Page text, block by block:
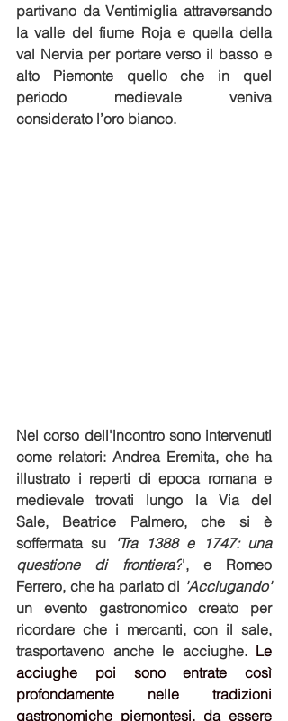
partivano da Ventimiglia attraversando
la valle del fiume Roja e quella della
val Nervia per portare verso il basso e
alto Piemonte quello che in quel
periodo medievale veniva
considerato l’oro bianco.
Nel corso dell'incontro sono intervenuti
come relatori: Andrea Eremita, che ha
illustrato i reperti di epoca romana e
medievale trovati lungo la Via del
Sale, Beatrice Palmero,
che si è
soffermata su 'Tra 1388 e 1747: una
questione di frontiera?', e Romeo
Ferrero, che ha parlato di
'Acciugando'
un evento gastronomico creato
per
ricordare che i mercanti, con il sale,
trasportaveno anche le acciughe. Le
acciughe poi sono entrate così
profondamente nelle tradizioni
gastronomiche piemontesi, da essere